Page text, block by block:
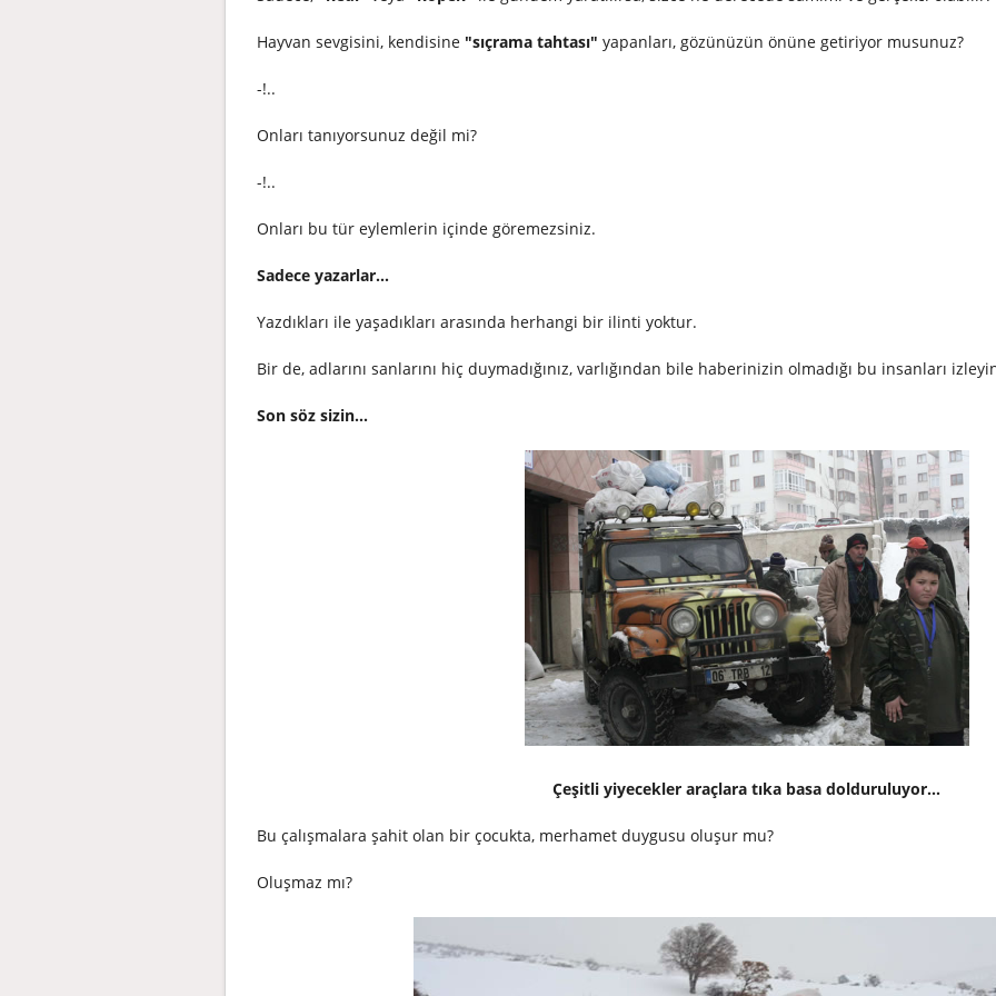
Hayvan sevgisini, kendisine "sıçrama tahtası" yapanları, gözünüzün önüne getiriyor musunuz?
-!..
Onları tanıyorsunuz değil mi?
-!..
Onları bu tür eylemlerin içinde göremezsiniz.
Sadece yazarlar...
Yazdıkları ile yaşadıkları arasında herhangi bir ilinti yoktur.
Bir de, adlarını sanlarını hiç duymadığınız, varlığından bile haberinizin olmadığı bu insanları
Son söz sizin...
Çeşitli yiyecekler araçlara tıka basa dolduruluyor...
Bu çalışmalara şahit olan bir çocukta, merhamet duygusu oluşur mu?
Oluşmaz mı?